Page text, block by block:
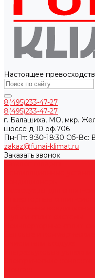
Настоящее
8(495)233-47-27
8(495)233-47-27
г. Балашиха, МО, мкр.
шоссе д 10 оф.706
Пн-Пт: 9:30-18:30 Cб-Вс:
zakaz@funai-klimat.ru
Заказать звонок